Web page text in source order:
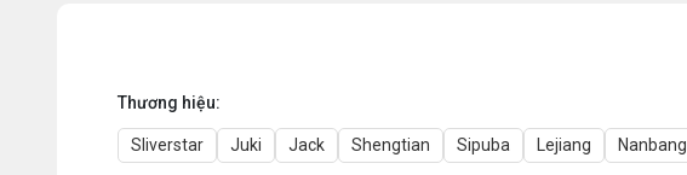
Thương hiệu:
Sliverstar Juki Jack Shengtian Sipuba Lejiang Nanbang